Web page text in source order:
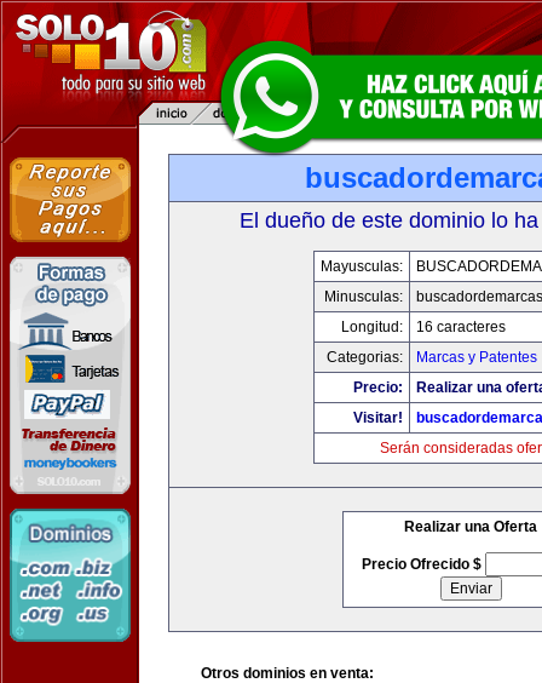
El dueño de este dominio lo
Mayusculas:
Minusculas:
Longitud:
16 caracteres
Categorias:
Marcas y Patentes
Precio:
Realizar una
Visitar!
Serán consideradas
Realizar una Oferta
Precio Ofrecido $
Otros dominios en venta: